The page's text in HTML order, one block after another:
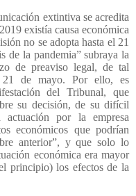
extintiva se acredita
existía causa económica
no se adopta hasta el 21
de la pandemia” subraya la
de preaviso legal, de tal
de mayo. Por ello, es
del Tribunal, que
su decisión, de su difícil
por la empresa
económicos que podrían
anterior”, y que solo lo
económica era mayor
principio) los efectos de la